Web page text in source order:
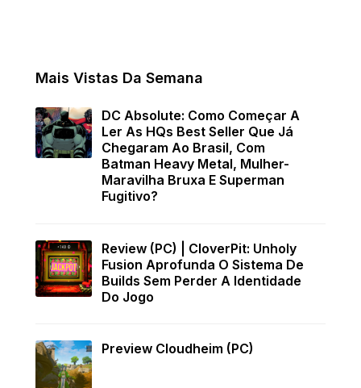
Mais Vistas Da Semana
DC Absolute: Como Começar A
Ler As HQs Best Seller Que Já
Chegaram Ao Brasil, Com
Batman Heavy Metal, Mulher-
Maravilha Bruxa E Superman
Fugitivo?
Review (PC) | CloverPit: Unholy
Fusion Aprofunda O Sistema De
Builds Sem Perder A Identidade
Do Jogo
Preview Cloudheim (PC)